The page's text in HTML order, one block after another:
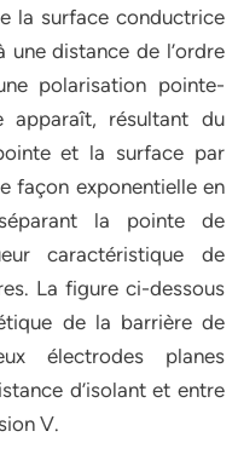
la surface conductrice
distance de l’ordre
polarisation pointe-
apparaît, résultant du
et la surface par
façon exponentielle en
la pointe de
caractéristique de
La figure ci-dessous
de la barrière de
électrodes planes
d’isolant et entre
V.